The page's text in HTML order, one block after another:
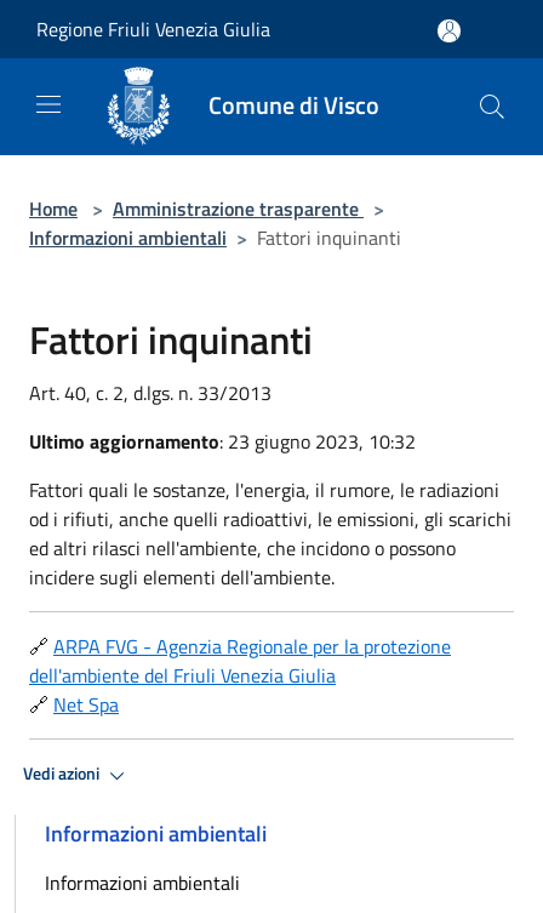
Regione Friuli Venezia Giulia
Comune di Visco
Home > Amministrazione trasparente >
Informazioni ambientali > Fattori inquinanti
Fattori inquinanti
Art. 40, c. 2, d.lgs. n. 33/2013
Ultimo aggiornamento: 23 giugno 2023, 10:32
Fattori quali le sostanze, l'energia, il rumore, le radiazioni
od i rifiuti, anche quelli radioattivi, le emissioni, gli scarichi
ed altri rilasci nell'ambiente, che incidono o possono
incidere sugli elementi dell'ambiente.
🔗 ARPA FVG - Agenzia Regionale per la protezione
dell'ambiente del Friuli Venezia Giulia
🔗 Net Spa
Vedi azioni
Informazioni ambientali
Informazioni ambientali